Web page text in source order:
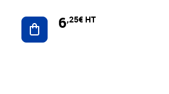
Ajouter au panier
6,25€ HT